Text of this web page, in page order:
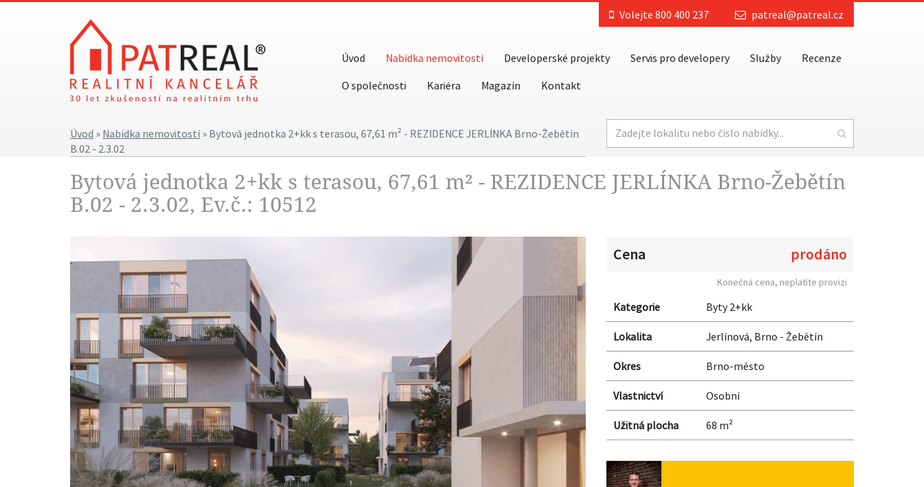
Volejte 800 400 237 patreal@patreal.cz
Úvod Nabídka nemovitostí Developerské projekty Servis pro developery Služby
Recenze
O společnosti
Kariéra Magazín Kontakt
Úvod » Nabídka nemovitostí » Bytová jednotka 2+kk s terasou, 67,61 m² - REZIDENCE JERLÍNKA Brno-Žebětín
B.02 - 2.3.02
Bytová jednotka 2+kk s terasou, 67,61 m² - REZIDENCE JERLÍNKA Brno-Žebětín
B.02 - 2.3.02, Ev.č.: 10512
Cena prodáno
Konečná cena, neplatíte provizi
Kategorie Byty 2+kk
Lokalita Jerlínová, Brno - Žebětín
Okres Brno-město
Vlastnictví Osobní
Užitná plocha 68 m²